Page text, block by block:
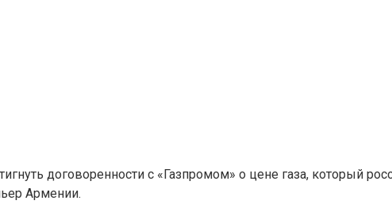
договоренности с «Газпромом» о цене газа, который
Армении.